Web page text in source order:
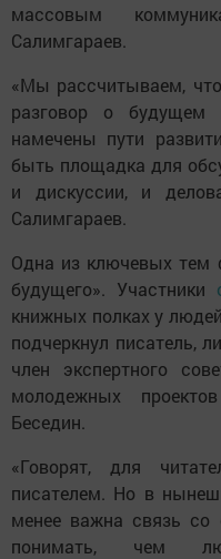
массовым
Салимгараев.
«Мы рассчитываем,
разговор о будущем
намечены пути
быть площадка для
и дискуссии, и
Салимгараев.
Одна из ключевых тем
будущего». Участники
книжных полках у
подчеркнул писатель,
член экспертного
молодежных
Беседин.
«Говорят, для
писателем. Но в
менее важна связь со
понимать, чем